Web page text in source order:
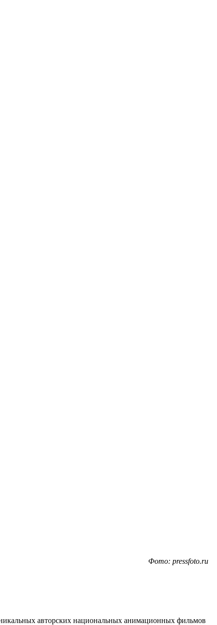
Фото: pressfoto.ru
авторских национальных анимационных фильмов